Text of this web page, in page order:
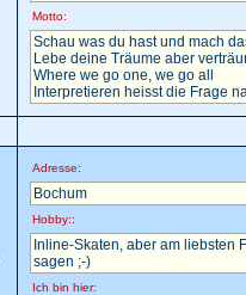
Motto:
Schau was du hast und mach
Lebe deine Träume aber
Where we go one, we go all
Interpretieren heisst die Frage
Adresse:
Bochum
Hobby::
Inline-Skaten, aber am liebsten
sagen ;-)
Ich bin hier: